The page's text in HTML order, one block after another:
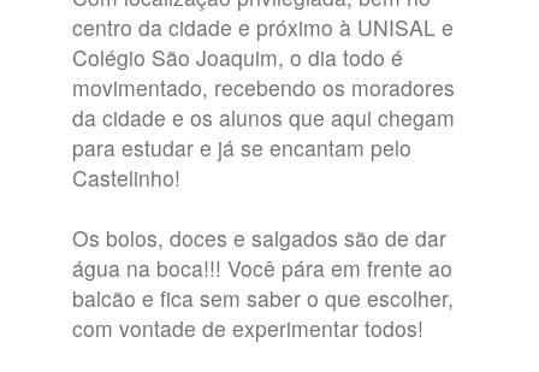
centro da cidade e próximo à UNISAL e
Colégio São Joaquim, o dia todo é
movimentado, recebendo os moradores
da cidade e os alunos que aqui chegam
para estudar e já se encantam pelo
Castelinho!
Os bolos, doces e salgados são de dar
água na boca!!! Você pára em frente ao
balcão e fica sem saber o que escolher,
com vontade de experimentar todos!